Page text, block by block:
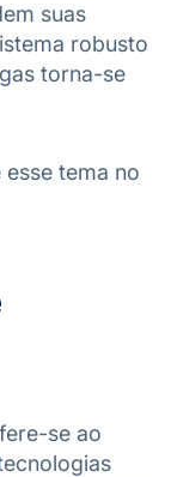
suas
robusto
torna-se
tema no
se ao